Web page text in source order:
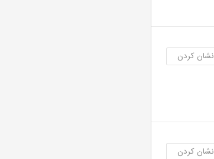
نشان کردن
نشان کردن